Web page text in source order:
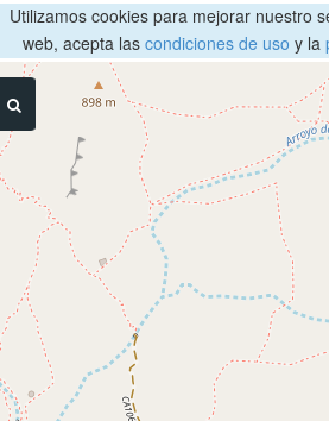
Utilizamos cookies para mejorar nuestro
web, acepta las condiciones de uso y la